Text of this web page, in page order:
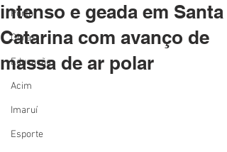
Porto
Obras
Educação
Acim
Imaruí
Esporte
intenso e geada em Santa
Catarina com avanço de
massa de ar polar